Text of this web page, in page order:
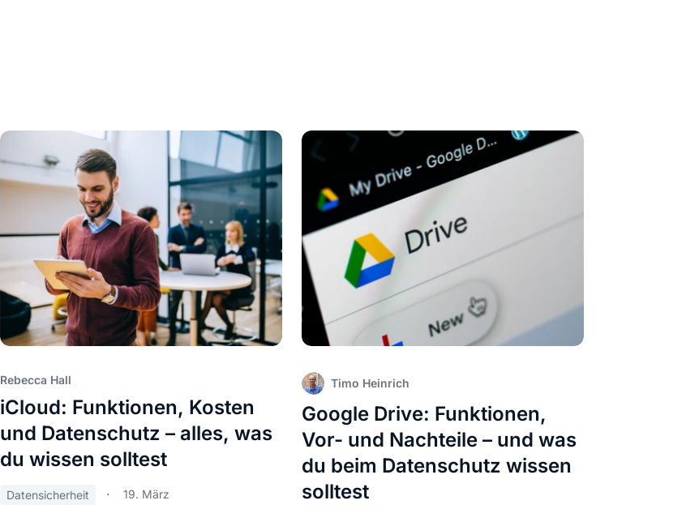
.at Domain .mobile Domain
.net Domain .org Domain
Rebecca Hall
iCloud: Funktionen, Kosten
und Datenschutz – alles, was
du wissen solltest
Datensicherheit 19. März
Timo Heinrich
Google Drive: Funktionen,
Vor- und Nachteile – und was
du beim Datenschutz wissen
solltest